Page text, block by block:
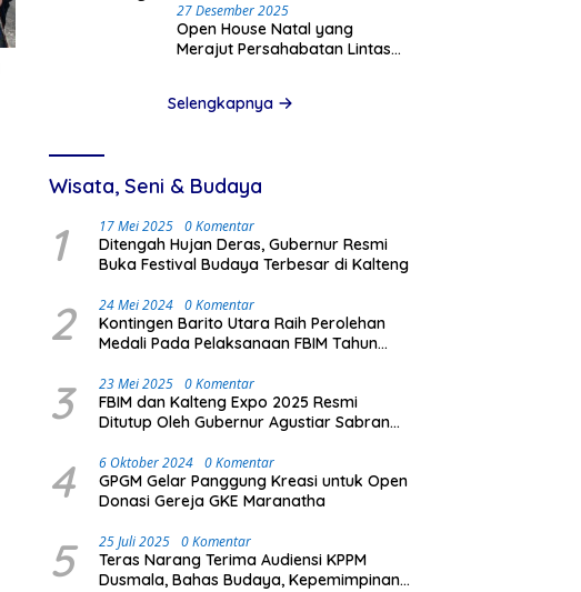
27 Desember 2025
Open House Natal yang
Merajut Persahabatan Lintas
Selengkapnya
Wisata, Seni & Budaya
1 17 Mei 2025 0 Komentar
Ditengah Hujan Deras, Gubernur Resmi
Buka Festival Budaya Terbesar di Kalteng
2 24 Mei 2024 0 Komentar
Kontingen Barito Utara Raih Perolehan
Medali Pada Pelaksanaan FBIM Tahun
3 23 Mei 2025 0 Komentar
FBIM dan Kalteng Expo 2025 Resmi
Ditutup Oleh Gubernur Agustiar Sabran
Masyarakat
4 6 Oktober 2024 0 Komentar
GPGM Gelar Panggung Kreasi untuk Open
Donasi Gereja GKE Maranatha
5 25 Juli 2025 0 Komentar
Teras Narang Terima Audiensi KPPM
Dusmala, Bahas Budaya, Kepemimpinan,